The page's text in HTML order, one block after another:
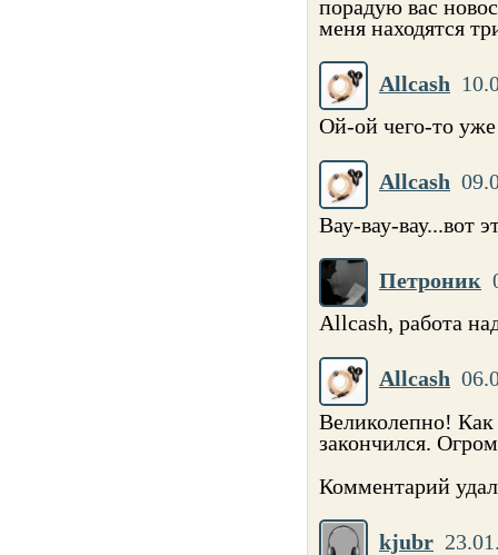
порадую вас
меня находятся
Allcash
Ой-ой чего-то
Allcash
Вау-вау-вау...вот
Петроник
Allcash, работа
Allcash
Великолепно! Как
закончился.
Комментарий
kjubr